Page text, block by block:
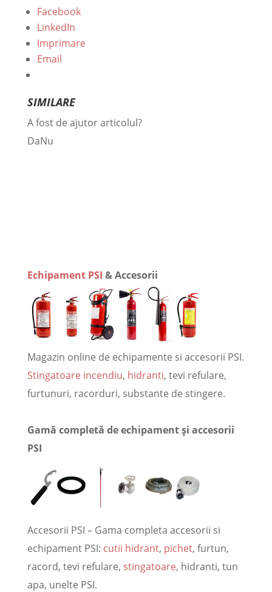
Facebook
LinkedIn
Imprimare
Email
SIMILARE
A fost de ajutor articolul?
DaNu
Echipament PSI & Accesorii
Magazin online de echipamente si accesorii PSI.
Stingatoare incendiu, hidranti, tevi refulare,
furtunuri, racorduri, substante de stingere.
Gamă completă de echipament și accesorii
PSI
Accesorii PSI – Gama completa accesorii si
echipament PSI: cutii hidrant, pichet, furtun,
racord, tevi refulare, stingatoare, hidranti, tun
apa, unelte PSI.